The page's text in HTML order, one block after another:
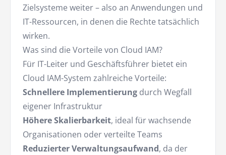
Zielsysteme weiter – also an Anwendungen und
IT-Ressourcen, in denen die Rechte tatsächlich
wirken.
Was sind die Vorteile von Cloud IAM?
Für IT-Leiter und Geschäftsführer bietet ein
Cloud IAM-System zahlreiche Vorteile:
Schnellere Implementierung durch Wegfall
eigener Infrastruktur
Höhere Skalierbarkeit, ideal für wachsende
Organisationen oder verteilte Teams
Reduzierter Verwaltungsaufwand, da der